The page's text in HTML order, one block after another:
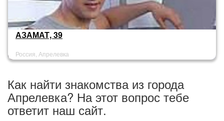
АЗАМАТ, 39
Россия, Апрелевка
Как найти знакомства из города
Апрелевка? На этот вопрос тебе
ответит наш сайт.